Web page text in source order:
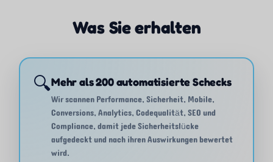
Was Sie erhalten
🔍Mehr als 200 automatisierte Schecks
Wir scannen Performance, Sicherheit, Mobile,
Conversions, Analytics, Codequalität, SEO und
Compliance, damit jede Sicherheitslücke
aufgedeckt und nach ihren Auswirkungen bewertet
wird.